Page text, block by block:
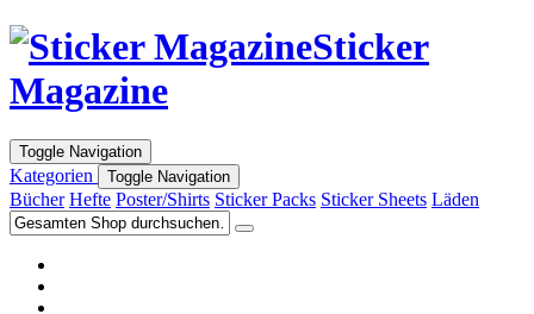
Sticker
Magazine
Toggle Navigation
Kategorien Toggle Navigation
Bücher Hefte Poster/Shirts Sticker Packs Sticker Sheets Läden